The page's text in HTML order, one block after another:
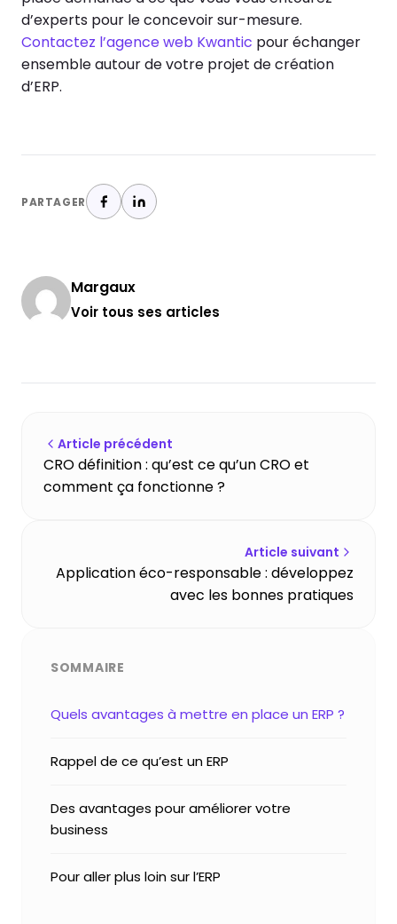
d’experts pour le concevoir sur-mesure.
Contactez l’agence web Kwantic pour échanger
ensemble autour de votre projet de création
d’ERP.
PARTAGER
Margaux
Voir tous ses articles
Article précédent
CRO définition : qu’est ce qu’un CRO et
comment ça fonctionne ?
Article suivant
Application éco-responsable : développez
avec les bonnes pratiques
SOMMAIRE
Quels avantages à mettre en place un ERP ?
Rappel de ce qu’est un ERP
Des avantages pour améliorer votre
business
Pour aller plus loin sur l’ERP